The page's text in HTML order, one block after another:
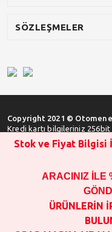
SÖZLEŞMELER
Copyright 2021 ©
Kredi kartı bilgileriniz 256bit
SATIN
STOK
1000 TL VE
OPAR MARKA VE
Stok ve Fiyat Bilgisi
ARACINIZ İLE
ÜRÜNLERİN